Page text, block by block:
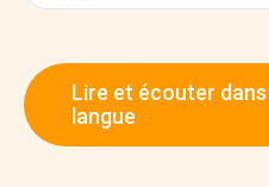
Lire et écouter
langue